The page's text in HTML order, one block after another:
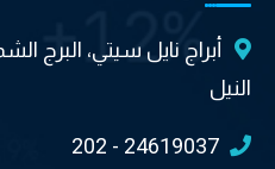
أبراج نايل سيتي، البرج
النيل
202 - 24619037